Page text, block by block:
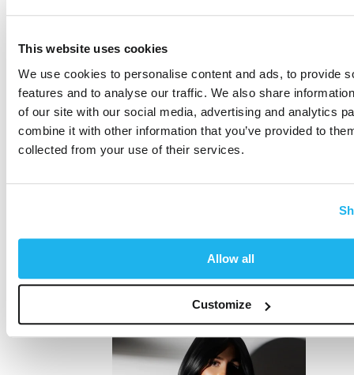
This website uses cookies
We use cookies to personalise content and ads, to provide
features and to analyse our traffic. We also share
of our site with our social media, advertising and analytics
combine it with other information that you’ve provided to
collected from your use of their services.
Allow all
Customize